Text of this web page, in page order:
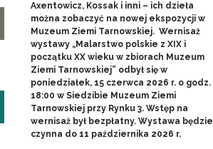
Axentowicz, Kossak i inni – ich dzieła
można zobaczyć na nowej ekspozycji w
Muzeum Ziemi Tarnowskiej. Wernisaż
wystawy „Malarstwo polskie z XIX i
początku XX wieku w zbiorach Muzeum
Ziemi Tarnowskiej” odbył się w
poniedziałek, 15 czerwca 2026 r. o godz.
18:00 w Siedzibie Muzeum Ziemi
Tarnowskiej przy Rynku 3. Wstęp na
wernisaż był bezpłatny. Wystawa będzie
czynna do 11 października 2026 r.